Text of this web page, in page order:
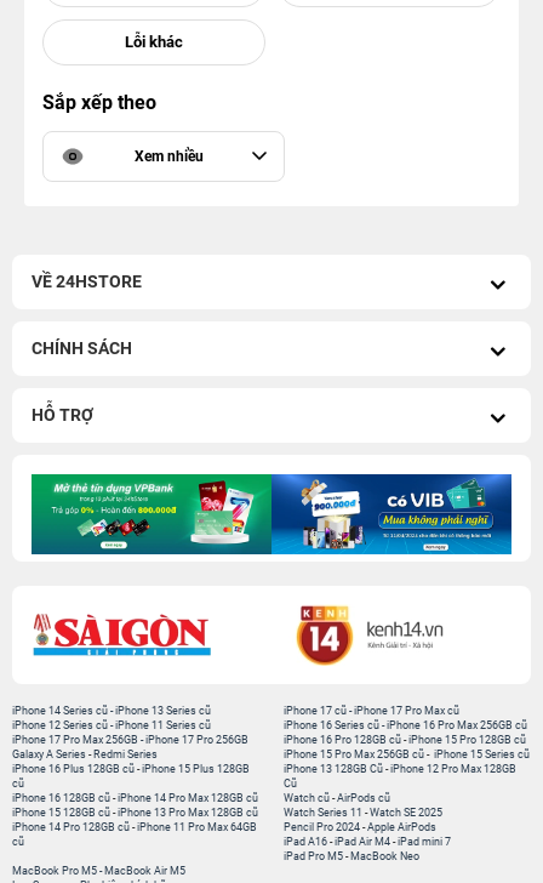
Sắp xếp theo
Xem nhiều
VỀ 24HSTORE
CHÍNH SÁCH
HỖ TRỢ
iPhone 14 Series cũ -iPhone 13 Series cũ
iPhone 12 Series cũ -iPhone 11 Series cũ
iPhone 17 Pro Max 256GB -iPhone 17 Pro 256GB
Galaxy A Series - Redmi Series
iPhone 17 cũ -iPhone 17 Pro Max cũ
iPhone 16 Series cũ - iPhone 16 Pro Max 256GB cũ
iPhone 16 Pro 128GB cũ -iPhone 15 Pro 128GB cũ
iPhone 15 Pro Max 256GB cũ - iPhone 15 Series cũ
iPhone 16 Plus 128GB cũ -iPhone 15 Plus 128GB
cũ
iPhone 16 128GB cũ -iPhone 14 Pro Max 128GB cũ
iPhone 15 128GB cũ -iPhone 13 Pro Max 128GB cũ
iPhone 14 Pro 128GB cũ -iPhone 11 Pro Max 64GB
cũ
iPhone 13 128GB Cũ -iPhone 12 Pro Max 128GB
Cũ
Watch cũ -AirPods cũ
Watch Series 11 -Watch SE 2025
Pencil Pro 2024 -Apple AirPods
iPad A16 -iPad Air M4 -iPad mini 7
iPad Pro M5 - MacBook Neo
MacBook Pro M5 - MacBook Air M5